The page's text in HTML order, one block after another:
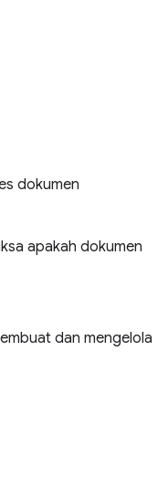
dokumen
apakah dokumen
dan mengelola